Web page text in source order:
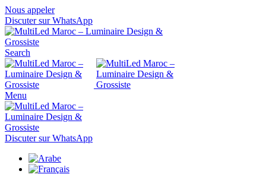
Nous appeler
Discuter sur WhatsApp
Search
Menu
Discuter sur WhatsApp